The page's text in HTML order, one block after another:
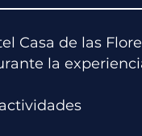
Casa de las
la